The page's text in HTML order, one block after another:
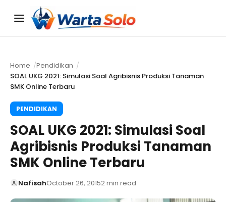
Menu
Home
Pendidikan
SOAL UKG 2021: Simulasi Soal Agribisnis Produksi Tanaman
SMK Online Terbaru
PENDIDIKAN
SOAL UKG 2021: Simulasi Soal
Agribisnis Produksi Tanaman
SMK Online Terbaru
NafisahOctober 26, 20152 min read